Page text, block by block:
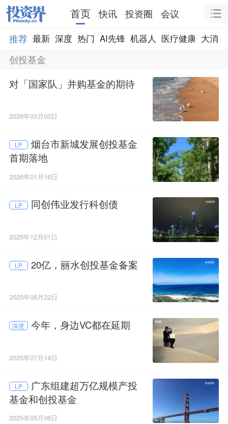
首页 快讯 投资圈
会议
推荐 最新 深度 热门 AI先锋 机器人 医疗健康 大消费
创投基金
对「国家队」并购基金的期待
2026年03月03日
LP
烟台市新城发展创投基金
首期落地
2026年01月16日
LP 同创伟业发行科创债
2025年12月01日
LP 20亿，丽水创投基金备案
2025年08月22日
深度 今年，身边VC都在延期
2025年07月14日
LP
广东组建超万亿规模产投
基金和创投基金
2025年05月06日